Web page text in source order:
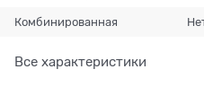
Комбинированная
Все характеристики